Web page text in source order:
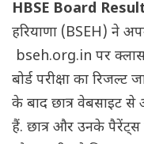
HBSE Board
हरियाणा (BSEH) ने
bseh.org.in पर
बोर्ड परीक्षा का
के बाद छात्र वेबसाइट
हैं. छात्र और उनके पैरेंट्स